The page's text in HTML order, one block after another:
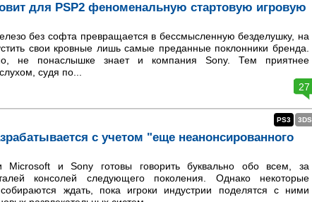
для PSP2 феноменальную стартовую игровую
без софта превращается в бессмысленную безделушку, на
свои кровные лишь самые преданные поклонники бренда.
не понаслышке знает и компания Sony. Тем приятнее
судя по...
27
3DS
PS3
с учетом "еще неанонсированного
Microsoft и Sony готовы говорить буквально обо всем, за
консолей следующего поколения. Однако некоторые
ждать, пока игроки индустрии поделятся с ними